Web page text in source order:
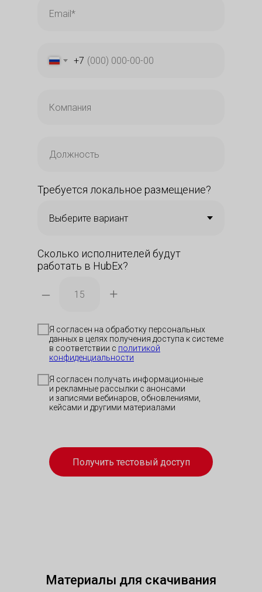
+7
Требуется локальное размещение?
Сколько исполнителей будут
работать в HubEx?
– +
Я согласен на обработку персональных
данных в целях получения доступа к системе
в соответствии с политикой
конфиденциальности
Я согласен получать информационные
и рекламные рассылки с анонсами
и записями вебинаров, обновлениями,
кейсами и другими материалами
Получить тестовый доступ
Материалы для скачивания